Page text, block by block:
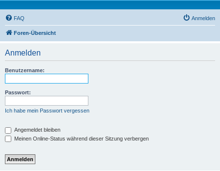
FAQ Anmelden
Foren-Übersicht
Anmelden
Benutzername:
Passwort:
Ich habe mein Passwort vergessen
Angemeldet bleiben
Meinen Online-Status während dieser Sitzung verbergen